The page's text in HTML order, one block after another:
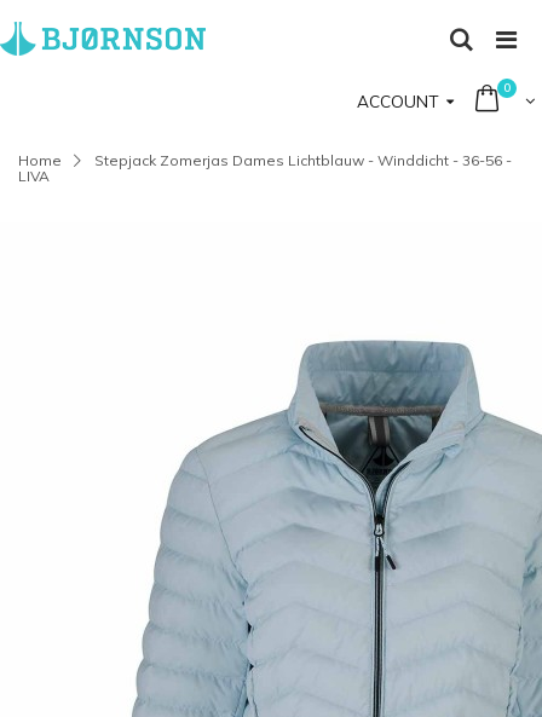
ACCOUNT
0
Home
Stepjack Zomerjas Dames Lichtblauw - Winddicht - 36-56 -
LIVA